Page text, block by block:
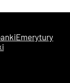
Emerytury